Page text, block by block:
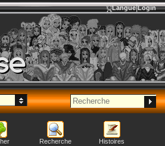
Langue Login
Recherche Histoires